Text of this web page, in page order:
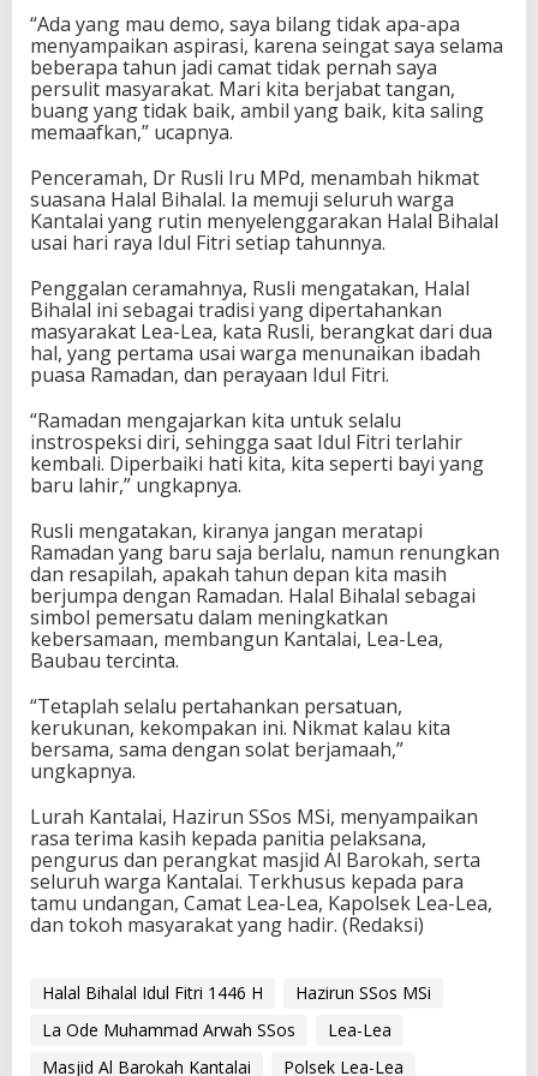
“Ada yang mau demo, saya bilang tidak apa-apa
menyampaikan aspirasi, karena seingat saya selama
beberapa tahun jadi camat tidak pernah saya
persulit masyarakat. Mari kita berjabat tangan,
buang yang tidak baik, ambil yang baik, kita saling
memaafkan,” ucapnya.
Penceramah, Dr Rusli Iru MPd, menambah hikmat
suasana Halal Bihalal. Ia memuji seluruh warga
Kantalai yang rutin menyelenggarakan Halal Bihalal
usai hari raya Idul Fitri setiap tahunnya.
Penggalan ceramahnya, Rusli mengatakan, Halal
Bihalal ini sebagai tradisi yang dipertahankan
masyarakat Lea-Lea, kata Rusli, berangkat dari dua
hal, yang pertama usai warga menunaikan ibadah
puasa Ramadan, dan perayaan Idul Fitri.
“Ramadan mengajarkan kita untuk selalu
instrospeksi diri, sehingga saat Idul Fitri terlahir
kembali. Diperbaiki hati kita, kita seperti bayi yang
baru lahir,” ungkapnya.
Rusli mengatakan, kiranya jangan meratapi
Ramadan yang baru saja berlalu, namun renungkan
dan resapilah, apakah tahun depan kita masih
berjumpa dengan Ramadan. Halal Bihalal sebagai
simbol pemersatu dalam meningkatkan
kebersamaan, membangun Kantalai, Lea-Lea,
Baubau tercinta.
“Tetaplah selalu pertahankan persatuan,
kerukunan, kekompakan ini. Nikmat kalau kita
bersama, sama dengan solat berjamaah,”
ungkapnya.
Lurah Kantalai, Hazirun SSos MSi, menyampaikan
rasa terima kasih kepada panitia pelaksana,
pengurus dan perangkat masjid Al Barokah, serta
seluruh warga Kantalai. Terkhusus kepada para
tamu undangan, Camat Lea-Lea, Kapolsek Lea-Lea,
dan tokoh masyarakat yang hadir. (Redaksi)
Halal Bihalal Idul Fitri 1446 H
Hazirun SSos MSi
La Ode Muhammad Arwah SSos
Lea-Lea
Masjid Al Barokah Kantalai
Polsek Lea-Lea